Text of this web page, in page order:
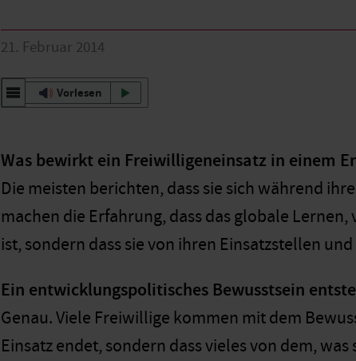
21. Februar 2014
Vorlesen
Was bewirkt ein Freiwilligeneinsatz in einem
Die meisten berichten, dass sie sich während
machen die Erfahrung, dass das globale
ist, sondern dass sie von ihren Einsatzstellen
Ein entwicklungspolitisches Bewusstsein
Genau. Viele Freiwillige kommen mit dem
Einsatz endet, sondern dass vieles von dem,